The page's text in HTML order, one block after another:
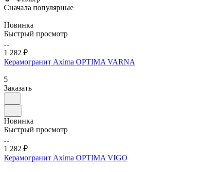
Сначала популярные
Новинка
Быстрый просмотр
1 282 ₽
Керамогранит Axima OPTIMA VARNA
5
Заказать
Новинка
Быстрый просмотр
1 282 ₽
Керамогранит Axima OPTIMA VIGO